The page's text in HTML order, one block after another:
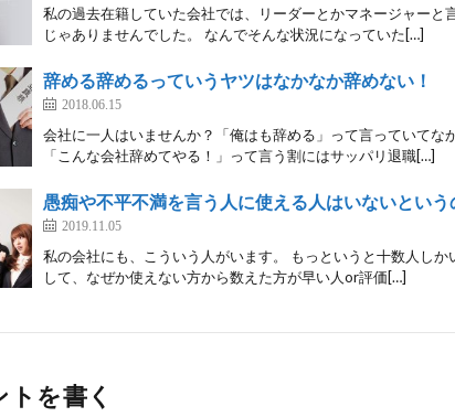
私の過去在籍していた会社では、リーダーとかマネージャーと
じゃありませんでした。 なんでそんな状況になっていた[…]
辞める辞めるっていうヤツはなかなか辞めない！
2018.06.15
会社に一人はいませんか？「俺はも辞める」って言っていてな
「こんな会社辞めてやる！」って言う割にはサッパリ退職[…]
愚痴や不平不満を言う人に使える人はいないとい
2019.11.05
私の会社にも、こういう人がいます。 もっというと十数人し
して、なぜか使えない方から数えた方が早い人or評価[…]
トを書く